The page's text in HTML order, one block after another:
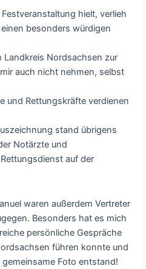
hielt, verlieh
besonders würdigen
Landkreis Nordsachsen zur
auch nicht nehmen, selbst
und Rettungskräfte verdienen
stand übrigens
Notärzte und
auf der
waren außerdem Vertreter
Besonders hat es mich
persönliche Gespräche
führen konnte und
Foto entstand!